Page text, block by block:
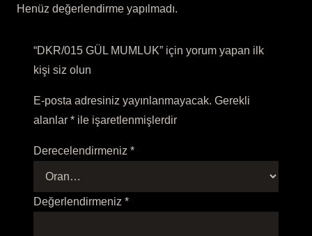
Henüz değerlendirme yapılmadı.
“DKR/015 GÜL MUMLUK” için yorum yapan ilk
kişi siz olun
E-posta adresiniz yayınlanmayacak. Gerekli
alanlar * ile işaretlenmişlerdir
Derecelendirmeniz *
Değerlendirmeniz *